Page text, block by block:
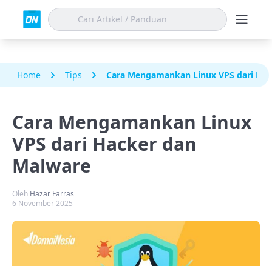
Home Tips Cara Mengamankan Linux VPS dari
Cara Mengamankan Linux
VPS dari Hacker dan
Malware
Oleh Hazar Farras
6 November 2025